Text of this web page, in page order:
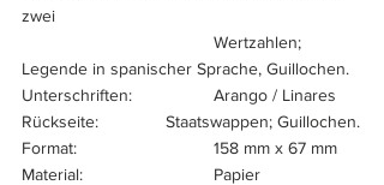
zwei
Legende in spanischer Sprache, Guillochen.
Unterschriften:		Arango / Linares
Rückseite:		Staatswappen; Guillochen.
Format:			158 mm x 67 mm
Material:			Papier